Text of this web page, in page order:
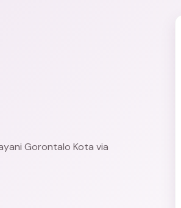
Gorontalo Kota via